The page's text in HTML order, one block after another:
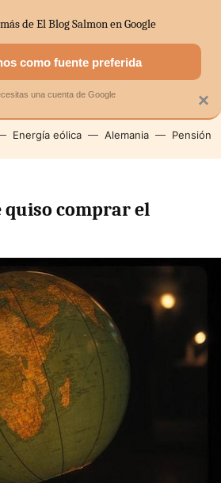
DOMÉSTICA MERCADOS
Energía eólica Alemania Pensión
quiso comprar el
×
de El Blog Salmon en Google
como fuente preferida
una cuenta de Google